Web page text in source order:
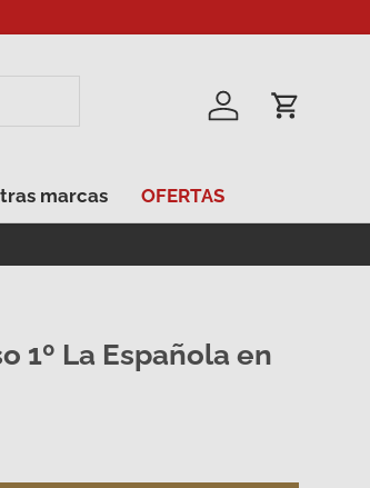
Iniciar sesión
Carrito
marcas OFERTAS
1º La Española en